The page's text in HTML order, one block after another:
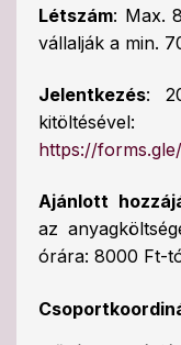
Létszám: Max.
vállalják a min.
Jelentkezés:
kitöltésével:
https://
Ajánlott
az
órára: 8000 Ft-